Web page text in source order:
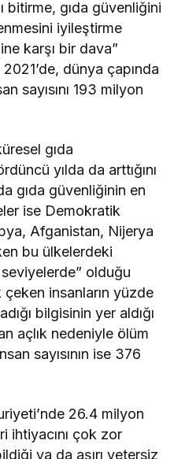
bitirme, gıda güvenliğini
iyileştirme
karşı bir dava”
dünya çapında
sayısını 193 milyon
gıda
yılda da arttığını
gıda güvenliğinin en
ise Demokratik
Afganistan, Nijerya
bu ülkelerdeki
olduğu
çeken insanların yüzde
bilgisinin yer aldığı
açlık nedeniyle ölüm
sayısının ise 376
26.4 milyon
ihtiyacını çok zor
ya da aşırı yetersiz